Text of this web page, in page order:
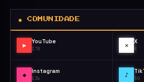
● COMUNIDADE
▶ YouTube
170
✕ X
8
◆ Instagram
13k
♪
50